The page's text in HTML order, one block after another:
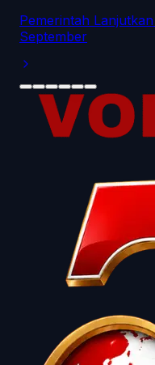
Pemerintah
September